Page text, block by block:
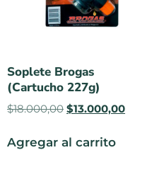
Soplete Brogas
(Cartucho 227g)
$18.000,00 $13.000,00
Agregar al carrito